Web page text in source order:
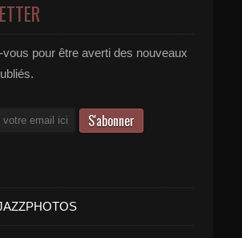
pour être averti des nouveaux